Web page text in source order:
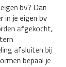
bv? Dan
in je eigen bv
afgekocht,
afsluiten bij
bepaal je